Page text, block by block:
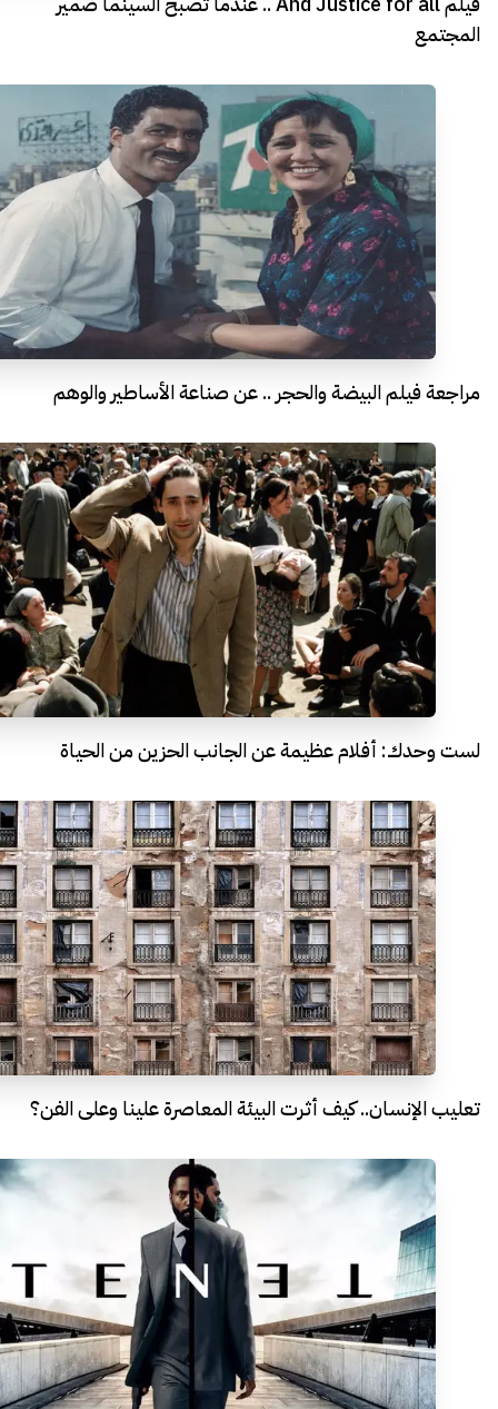
المجتمع
مراجعة فيلم البيضة والحجر .. عن صناعة الأساطير والوهم
لست وحدك: أفلام عظيمة عن الجانب الحزين من الحياة
تعليب الإنسان.. كيف أثرت البيئة المعاصرة علينا وعلى الفن؟